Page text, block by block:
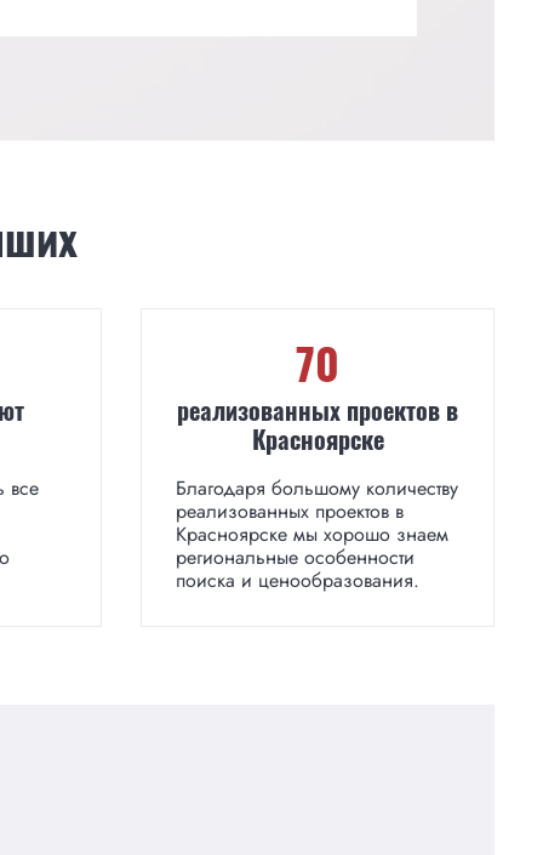
все
70
реализованных проектов в
Красноярске
Благодаря большому количеству
реализованных проектов в
Красноярске мы хорошо знаем
региональные особенности
поиска и ценообразования.